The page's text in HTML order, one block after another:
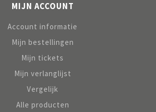
MIJN ACCOUNT
Account informatie
Mijn bestellingen
Mijn tickets
Mijn verlanglijst
Vergelijk
Alle producten